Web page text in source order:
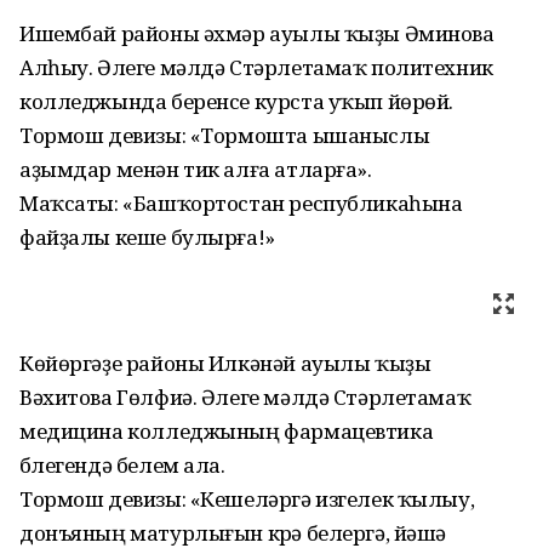
Ишембай районы әхмәр ауылы ҡыҙы Әминова
Алһыу. Әлеге мәлдә Стәрлетамаҡ политехник
колледжында беренсе курста уҡып йөрөй.
Тормош девизы: «Тормошта ышаныслы
аҙымдар менән тик алға атларға».
Маҡсаты: «Башҡортостан республикаһына
файҙалы кеше булырға!»
Көйөргәҙе районы Илкәнәй ауылы ҡыҙы
Вәхитова Гөлфиә. Әлеге мәлдә Стәрлетамаҡ
медицина колледжының фармацевтика
бүлегендә белем ала.
Тормош девизы: «Кешеләргә изгелек ҡылыу,
донъяның матурлығын күрә белергә, йәшәү